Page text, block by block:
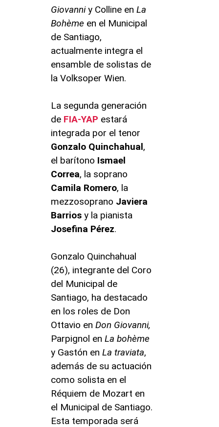
Giovanniy Colline en La
Bohème en el Municipal
de Santiago,
actualmente integra el
ensamble de solistas de
la Volksoper Wien.
La segunda generación
de FIA-YAP estará
integrada por el tenor
Gonzalo Quinchahual,
el barítono Ismael
Correa, la soprano
Camila Romero, la
mezzosoprano Javiera
Barrios y la pianista
Josefina Pérez.
Gonzalo Quinchahual
(26), integrante del Coro
del Municipal de
Santiago, ha destacado
en los roles de Don
Ottavio en Don Giovanni,
Parpignol en La bohème
y Gastón en La traviata,
además de su actuación
como solista en el
Réquiem de Mozart en
el Municipal de Santiago.
Esta temporada será